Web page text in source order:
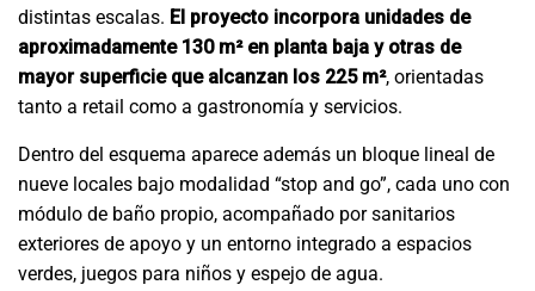
distintas escalas. El proyecto incorpora unidades de
aproximadamente 130 m² en planta baja y otras de
mayor superficie que alcanzan los 225 m², orientadas
tanto a retail como a gastronomía y servicios.
Dentro del esquema aparece además un bloque lineal de
nueve locales bajo modalidad “stop and go”, cada uno con
módulo de baño propio, acompañado por sanitarios
exteriores de apoyo y un entorno integrado a espacios
verdes, juegos para niños y espejo de agua.